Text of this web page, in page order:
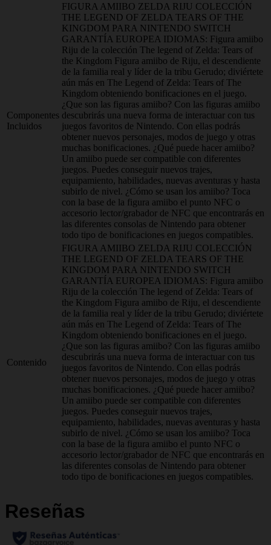
Componentes
Incluidos
FIGURA AMIIBO ZELDA RIJU COLECCIÓN
THE LEGEND OF ZELDA TEARS OF THE
KINGDOM PARA NINTENDO SWITCH
GARANTÍA EUROPEA IDIOMAS: Figura amiibo
Riju de la colección The legend of Zelda: Tears of
the Kingdom Figura amiibo de Riju, el descendiente
de la familia real y líder de la tribu Gerudo; diviértete
aún más en The Legend of Zelda: Tears of The
Kingdom obteniendo bonificaciones en el juego.
¿Que son las figuras amiibo? Con las figuras amiibo
descubrirás una nueva forma de interactuar con tus
juegos favoritos de Nintendo. Con ellas podrás
obtener nuevos personajes, modos de juego y otras
muchas bonificaciones. ¿Qué puede hacer amiibo?
Un amiibo puede ser compatible con diferentes
juegos. Puedes conseguir nuevos trajes,
equipamiento, habilidades, nuevas aventuras y hasta
subirlo de nivel. ¿Cómo se usan los amiibo? Toca
con la base de la figura amiibo el punto NFC o
accesorio lector/grabador de NFC que encontrarás en
las diferentes consolas de Nintendo para obtener
todo tipo de bonificaciones en juegos compatibles.
Contenido
FIGURA AMIIBO ZELDA RIJU COLECCIÓN
THE LEGEND OF ZELDA TEARS OF THE
KINGDOM PARA NINTENDO SWITCH
GARANTÍA EUROPEA IDIOMAS: Figura amiibo
Riju de la colección The legend of Zelda: Tears of
the Kingdom Figura amiibo de Riju, el descendiente
de la familia real y líder de la tribu Gerudo; diviértete
aún más en The Legend of Zelda: Tears of The
Kingdom obteniendo bonificaciones en el juego.
¿Que son las figuras amiibo? Con las figuras amiibo
descubrirás una nueva forma de interactuar con tus
juegos favoritos de Nintendo. Con ellas podrás
obtener nuevos personajes, modos de juego y otras
muchas bonificaciones. ¿Qué puede hacer amiibo?
Un amiibo puede ser compatible con diferentes
juegos. Puedes conseguir nuevos trajes,
equipamiento, habilidades, nuevas aventuras y hasta
subirlo de nivel. ¿Cómo se usan los amiibo? Toca
con la base de la figura amiibo el punto NFC o
accesorio lector/grabador de NFC que encontrarás en
las diferentes consolas de Nintendo para obtener
todo tipo de bonificaciones en juegos compatibles.